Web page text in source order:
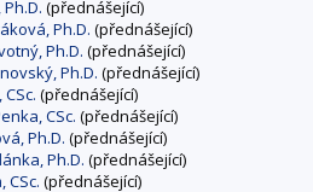
(přednášející)
Ph.D. (přednášející)
Ph.D. (přednášející)
Ph.D. (přednášející)
(přednášející)
CSc. (přednášející)
Ph.D. (přednášející)
Ph.D. (přednášející)
CSc. (přednášející)